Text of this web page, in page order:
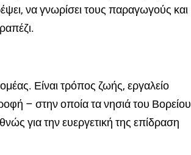
να γνωρίσει τους παραγωγούς και
Είναι τρόπος ζωής, εργαλείο
– στην οποία τα νησιά του Βορείου
για την ευεργετική της επίδραση